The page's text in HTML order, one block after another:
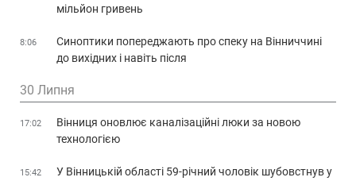
мільйон гривень
8:06
Синоптики попереджають про спеку на Вінниччині
до вихідних і навіть після
30 Липня
17:02
Вінниця оновлює каналізаційні люки за новою
технологією
15:42
У Вінницькій області 59-річний чоловік шубовстнув у